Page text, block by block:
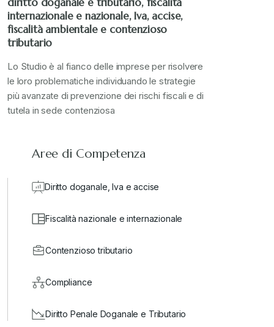
valore in dogana
internazionale e nazionale, Iva, accise,
fiscalità ambientale e contenzioso
tributario
Lo Studio è al fianco delle imprese per risolvere
le loro problematiche individuando le strategie
più avanzate di prevenzione dei rischi fiscali e di
tutela in sede contenziosa
Aree di Competenza
Diritto doganale, Iva e accise
Fiscalità nazionale e internazionale
Contenzioso tributario
Compliance
Diritto Penale Doganale e Tributario